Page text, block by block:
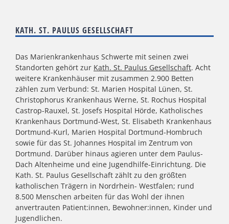
KATH. ST. PAULUS GESELLSCHAFT
Das Marienkrankenhaus Schwerte mit seinen zwei
Standorten gehört zur Kath. St. Paulus Gesellschaft. Acht
weitere Krankenhäuser mit zusammen 2.900 Betten
zählen zum Verbund: St. Marien Hospital Lünen, St.
Christophorus Krankenhaus Werne, St. Rochus Hospital
Castrop-Rauxel, St. Josefs Hospital Hörde, Katholisches
Krankenhaus Dortmund-West, St. Elisabeth Krankenhaus
Dortmund-Kurl, Marien Hospital Dortmund-Hombruch
sowie für das St. Johannes Hospital im Zentrum von
Dortmund. Darüber hinaus agieren unter dem Paulus-
Dach Altenheime und eine Jugendhilfe-Einrichtung. Die
Kath. St. Paulus Gesellschaft zählt zu den größten
katholischen Trägern in Nordrhein- Westfalen; rund
8.500 Menschen arbeiten für das Wohl der ihnen
anvertrauten Patient:innen, Bewohner:innen, Kinder und
Jugendlichen.